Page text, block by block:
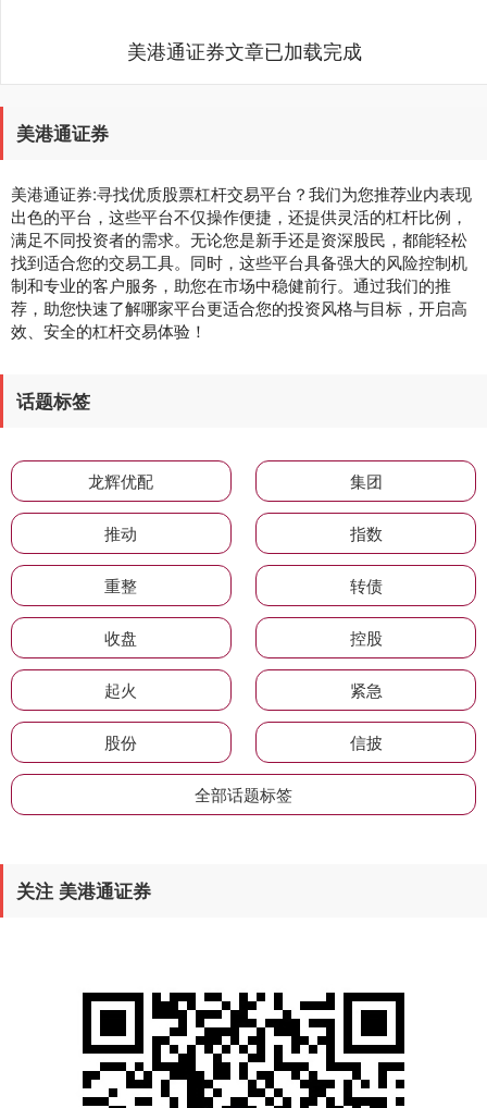
美港通证券文章已加载完成
美港通证券
美港通证券:寻找优质股票杠杆交易平台？我们为您推荐业内表现
出色的平台，这些平台不仅操作便捷，还提供灵活的杠杆比例，
满足不同投资者的需求。无论您是新手还是资深股民，都能轻松
找到适合您的交易工具。同时，这些平台具备强大的风险控制机
制和专业的客户服务，助您在市场中稳健前行。通过我们的推
荐，助您快速了解哪家平台更适合您的投资风格与目标，开启高
效、安全的杠杆交易体验！
话题标签
龙辉优配 集团
推动 指数
重整 转债
收盘 控股
起火 紧急
股份 信披
全部话题标签
关注 美港通证券